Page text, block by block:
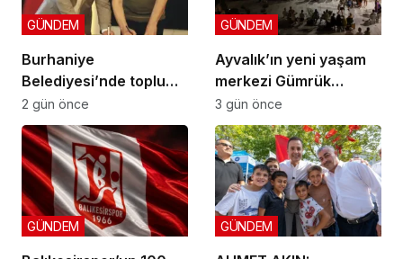
Burhaniye
Belediyesi’nde toplu
sözleşme: İmzalar atıldı
GÜNDEM
2 gün önce
Ayvalık’ın yeni yaşam
merkezi Gümrük
Meydanı açıldı
GÜNDEM
3 gün önce
GÜNDEM GÜNDEM